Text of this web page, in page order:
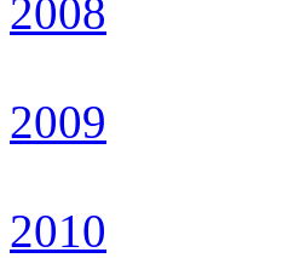
2008
2009
2010